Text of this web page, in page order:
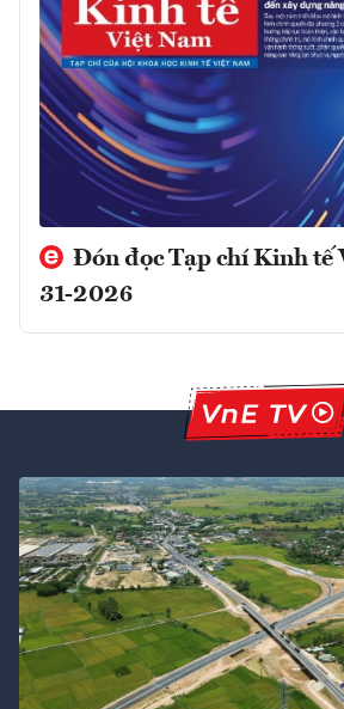
Đón đọc Tạp chí Kinh tế
31-2026